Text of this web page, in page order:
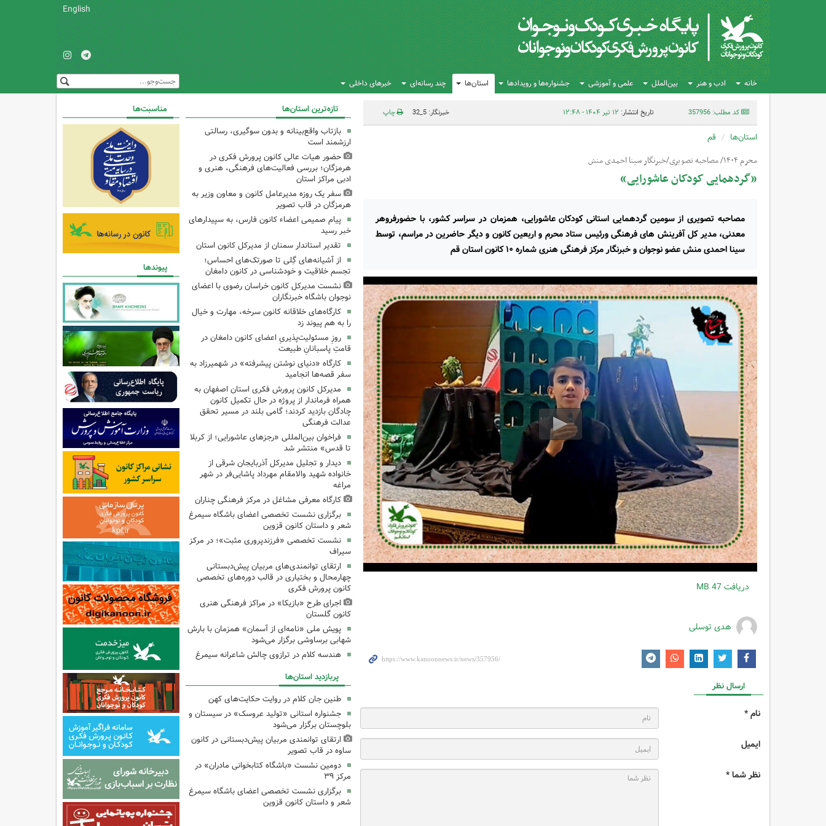
English
خانه ادب و هنر بین‌الملل علمی و آموزشی جشنواره‌ها و رویدادها استان‌ها چند رسانه‌ای خبرهای داخلی
کد مطلب: 357956 تاریخ انتشار: ۱۲ تیر ۱۴۰۴ - ۱۲:۴۸ خبرنگار: 5_32 چاپ
استان‌ها قم
محرم ۱۴۰۴/ مصاحبه تصویری/خبرنگار سینا احمدی منش
«گردهمایی کودکان عاشورایی»
مصاحبه تصویری از سومین گردهمایی استانی کودکان عاشورایی، همزمان در سراسر کشور، با حضورفروهر
معدنی، مدیر کل آفرینش های فرهنگی ورئیس ستاد محرم و اربعین کانون و دیگر حاضرین در مراسم، توسط
سینا احمدی منش عضو نوجوان و خبرنگار مرکز فرهنگی هنری شماره ۱۰ کانون استان قم
دریافت47 MB
هدی توسلی
ارسال نظر
نام *
ایمیل
نظر شما *
تازه‌ترین استان‌ها
بازتاب واقع‌بینانه و بدون سوگیری، رسالتی
ارزشمند است
حضور هیات عالی کانون پرورش فکری در
هرمزگان؛ بررسی فعالیت‌های فرهنگی، هنری و
ادبی مراکز استان
سفر یک روزه مدیرعامل کانون و معاون وزیر به
هرمزگان در قاب تصویر
پیام صمیمی اعضاء کانون فارس، به سپیدارهای
خبر رسید
تقدیر استاندار سمنان از مدیرکل کانون استان
از آشیانه‌های گِلی تا صورتک‌های احساس؛
تجسم خلاقیت و خودشناسی در کانون دامغان
نشست مدیرکل کانون خراسان رضوی با اعضای
نوجوان باشگاه خبرنگاران
کارگاه‌های خلاقانه کانون سرخه، مهارت و خیال
را به هم پیوند زد
روزِ مسئولیت‌پذیریِ اعضای کانون دامغان در
قامتِ پاسبانانِ طبیعت
کارگاه «دنیای نوشتن پیشرفته» در شهمیرزاد به
سفر قصه‌ها انجامید
مدیرکل کانون پرورش فکری استان اصفهان به
همراه فرماندار از پروژه در حال تکمیل کانون
چادگان بازدید کردند؛ گامی بلند در مسیر تحقق
عدالت فرهنگی
فراخوان بین‌المللی «رجزهای عاشورایی؛ از کربلا
تا قدس» منتشر شد
دیدار و تجلیل مدیرکل آذربایجان شرقی از
خانواده شهید والامقام مهرداد پاشایی‌فر در شهر
مراغه
کارگاه معرفی مشاغل در مرکز فرهنگی چناران
برگزاری نشست تخصصی اعضای باشگاه سیمرغ
شعر و داستان کانون قزوین
نشست تخصصی «فرزندپروری مثبت»؛ در مرکز
سیراف
ارتقای توانمندی‌های مربیان پیش‌دبستانی
چهارمحال و بختیاری در قالب دوره‌های تخصصی
کانون پرورش فکری
اجرای طرح «بازیکا» در مراکز فرهنگی هنری
کانون گلستان
پویش ملی «نامه‌ای از آسمان» همزمان با بارش
شهابی برساوشی برگزار می‌شود
هندسه کلام در ترازوی چالش شاعرانه سیمرغ
پربازدید استان‌ها
طنین جان کلام در روایت حکایت‌های کهن
جشنواره استانی «تولید عروسک» در سیستان و
بلوچستان برگزار می‌شود
ارتقای توانمندی مربیان پیش‌دبستانی در کانون
ساوه در قاب تصویر
دومین نشست «باشگاه کتابخوانی مادران» در
مرکز ۳۹
برگزاری نشست تخصصی اعضای باشگاه سیمرغ
شعر و داستان کانون قزوین
مناسبت‌ها
پیوندها